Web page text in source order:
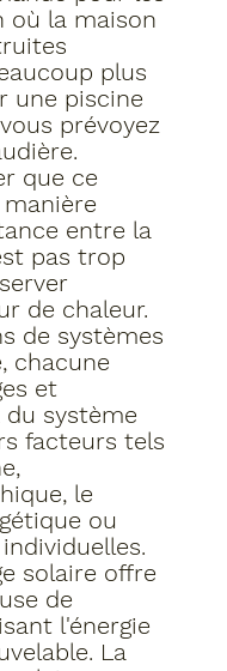
où la maison
plus
une piscine
prévoyez
que ce
entre la
pas trop
de chaleur.
de systèmes
chacune
et
du système
facteurs tels
le
ou
solaire offre
de
l'énergie
La